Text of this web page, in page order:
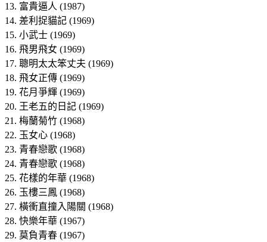
13. 富貴逼人 (1987)
14. 差利捉貓記 (1969)
15. 小武士 (1969)
16. 飛男飛女 (1969)
17. 聰明太太笨丈夫 (1969)
18. 飛女正傳 (1969)
19. 花月爭輝 (1969)
20. 王老五的日記 (1969)
21. 梅蘭菊竹 (1968)
22. 玉女心 (1968)
23. 青春戀歌 (1968)
24. 青春戀歌 (1968)
25. 花樣的年華 (1968)
26. 玉樓三鳳 (1968)
27. 橫衝直撞入陽關 (1968)
28. 快樂年華 (1967)
29. 莫負青春 (1967)